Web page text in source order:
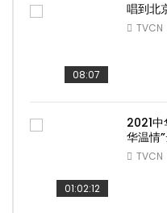
08:07
唱到北
TVCN
01:02:12
2021中
华温情
TVCN